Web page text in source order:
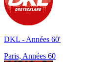
DKL - Années 60'
Paris, Années 60